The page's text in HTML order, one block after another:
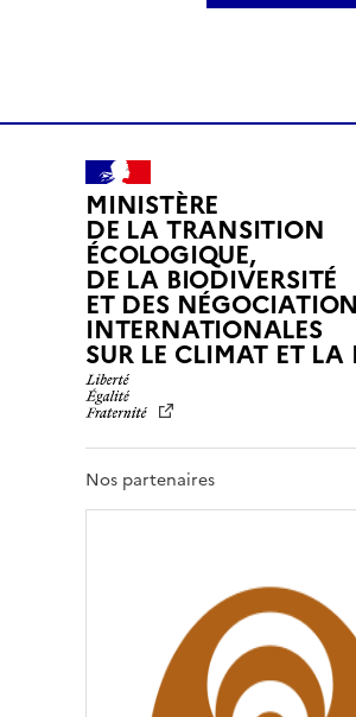
MINISTÈRE
DE LA TRANSITION
ÉCOLOGIQUE,
DE LA BIODIVERSITÉ
ET DES
INTERNATIONALES
SUR LE CLIMAT ET LA
Nos partenaires